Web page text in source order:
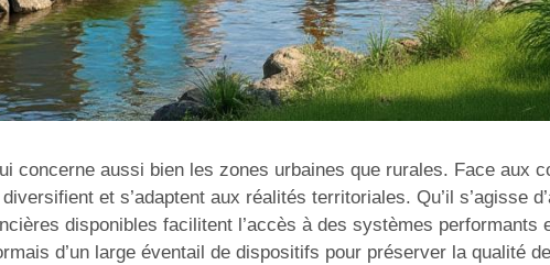
concerne aussi bien les zones urbaines que rurales. Face aux
et s’adaptent aux réalités territoriales. Qu’il s’agisse
disponibles facilitent l’accès à des systèmes performants
d’un large éventail de dispositifs pour préserver la qualité